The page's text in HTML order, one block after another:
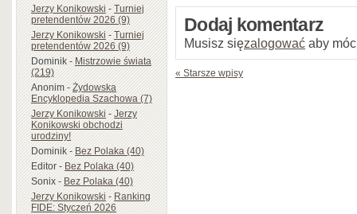
Jerzy Konikowski-Turniej
pretendentów 2026 (9)
Jerzy Konikowski-Turniej
pretendentów 2026 (9)
Dominik-Mistrzowie świata
(219)
Anonim-Żydowska
Encyklopedia Szachowa (7)
Jerzy Konikowski-Jerzy
Konikowski obchodzi
urodziny!
Dominik-Bez Polaka (40)
Editor-Bez Polaka (40)
Sonix-Bez Polaka (40)
Jerzy Konikowski-Ranking
FIDE: Styczeń 2026
Dodaj komentarz
Musisz sięzalogować aby
« Starsze wpisy